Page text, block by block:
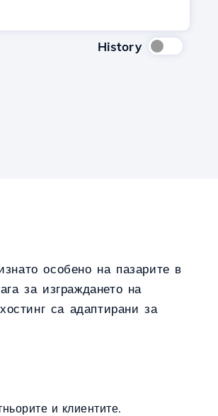
History
особено на пазарите в
за изграждането на
са адаптирани за
и клиентите.